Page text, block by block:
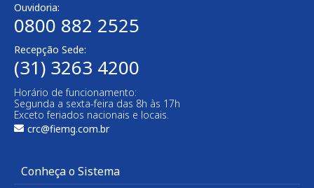
Ouvidoria:
0800 882 2525
Recepção Sede:
(31) 3263 4200
Horário de funcionamento:
Segunda a sexta-feira das 8h às 17h
Exceto feriados nacionais e locais.
crc@fiemg.com.br
Conheça o Sistema